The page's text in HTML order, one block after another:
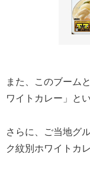
また、このブーム
ワイトカレー」と
さらに、ご当地グ
ク紋別ホワイトカ